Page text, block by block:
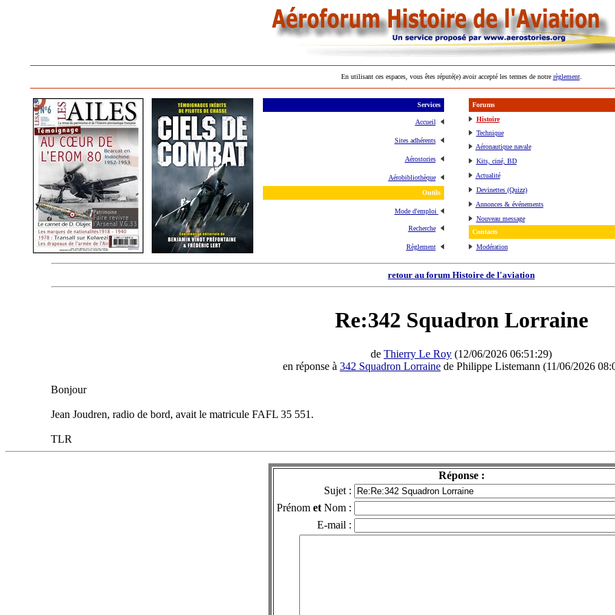
En utilisant ces espaces, vous êtes réputé(e) avoir accepté les termes de notre règlement.
Services
Accueil
Sites adhérents
Aérostories
Aérobibliothèque
Outils
Mode d'emploi
Recherche
Règlement
Forums
Histoire
Technique
Aéronautique navale
Kits, ciné, BD
Actualité
Devinettes (Quizz)
Annonces & événements
Nouveau message
Contacts
Modération
retour au forum Histoire de l'aviation
Re:342 Squadron Lorraine
de Thierry Le Roy (12/06/2026 06:51:29)
en réponse à 342 Squadron Lorraine de Philippe Listemann (11/06/2026
Bonjour
Jean Joudren, radio de bord, avait le matricule FAFL 35 551.
TLR
Réponse :
Sujet :
Prénom et Nom :
E-mail :